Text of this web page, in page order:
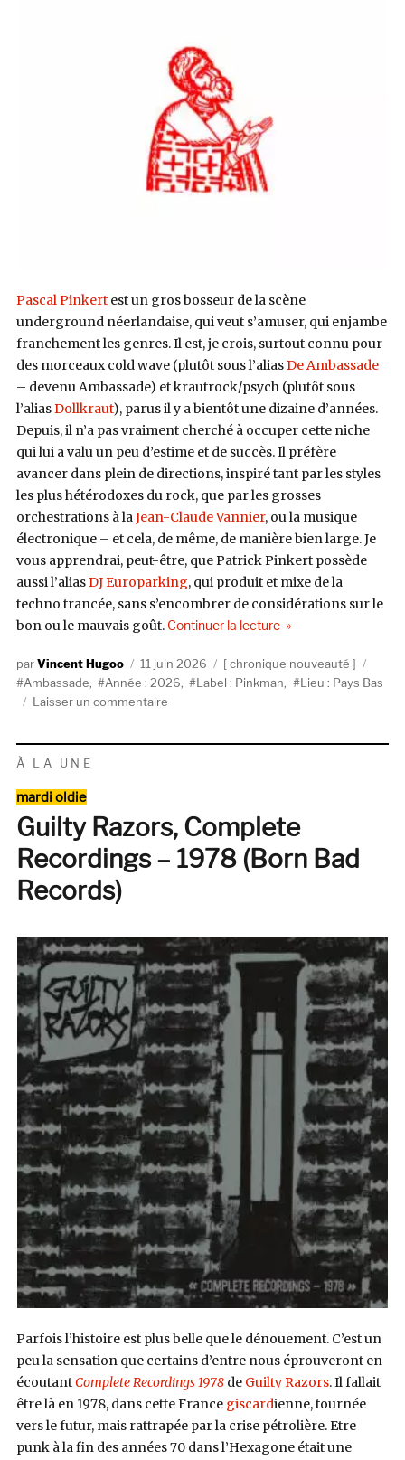
Pascal Pinkertest un gros bosseur de la scène
underground néerlandaise, qui veut s’amuser, qui enjambe
franchement les genres. Il est, je crois, surtout connu pour
des morceaux cold wave (plutôt sous l’aliasDe Ambassade
– devenu Ambassade) et krautrock/psych (plutôt sous
l’aliasDollkraut), parus il y a bientôt une dizaine d’années.
Depuis, il n’a pas vraiment cherché à occuper cette niche
qui lui a valu un peu d’estime et de succès. Il préfère
avancer dans plein de directions, inspiré tant par les styles
les plus hétérodoxes du rock, que par les grosses
orchestrations à laJean-Claude Vannier, ou la musique
électronique – et cela, de même, de manière bien large. Je
vous apprendrai, peut-être, que Patrick Pinkert possède
aussi l’aliasDJ Europarking, qui produit et mixe de la
techno trancée, sans s’encombrer de considérations sur le
bon ou le mauvais goût. Continuer la lecturede « Ambassade,
AuteurVincent Hugoo
Publié
le
11 juin 2026 Catégories
chronique nouveauté
Ambassade
Année : 2026 Label : Pinkman
Lieu : Pays Bas
Laisser un commentairesur
À LA UNE
Catégories
mardi oldie
Guilty Razors, Complete
Recordings – 1978 (Born Bad
Records)
Parfois l’histoire est plus belle que le dénouement. C’est un
peu la sensation que certains d’entre nous éprouveront en
écoutantComplete Recordings 1978 de Guilty Razors. Il fallait
être là en 1978, dans cette France giscardienne, tournée
vers le futur, mais rattrapée par la crise pétrolière. Etre
punk à la fin des années 70 dans l’Hexagone était une